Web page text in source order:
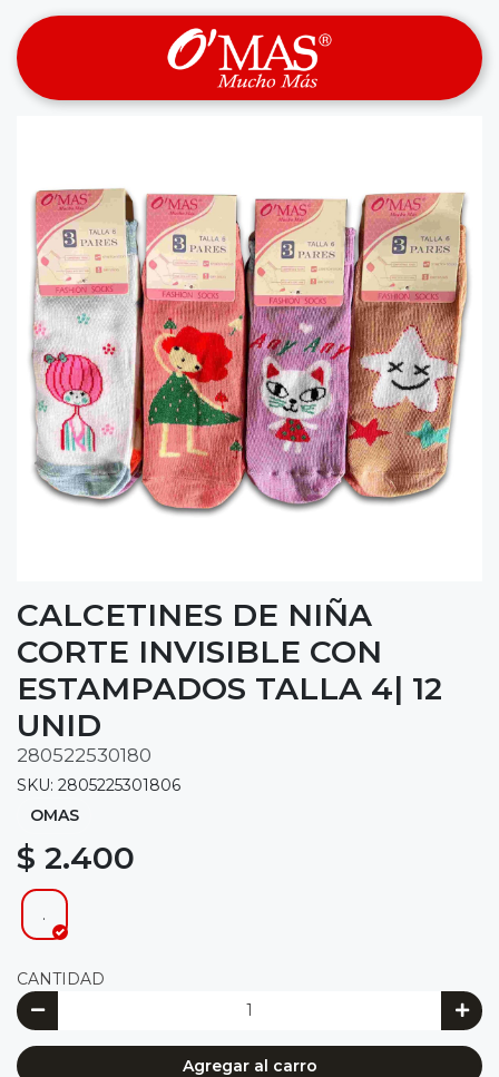
CALCETINES DE NIÑA
CORTE INVISIBLE CON
ESTAMPADOS TALLA 4| 12
UNID
280522530180
SKU: 2805225301806
OMAS
$ 2.400
.
CANTIDAD
Agregar al carro